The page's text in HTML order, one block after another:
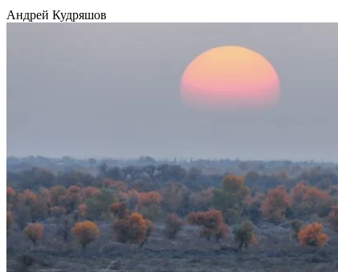
Андрей Кудряшов